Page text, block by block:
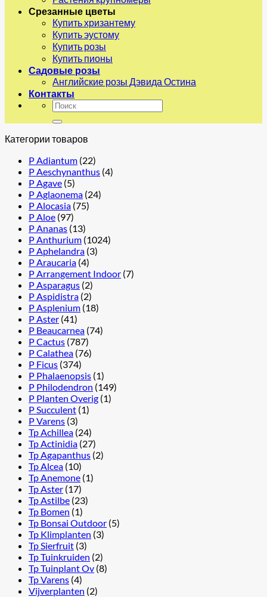
Срезанные цветы
Купить хризантему
Купить эустому
Купить розы
Купить пионы
Садовые розы
Английские розы Дэвида Остина
Контакты
Искать:
Категории товаров
P Adiantum (22)
P Aeschynanthus (4)
P Agave (5)
P Aglaonema (24)
P Alocasia (75)
P Aloe (97)
P Ananas (13)
P Anthurium (1024)
P Aphelandra (3)
P Araucaria (4)
P Arrangement Indoor (7)
P Asparagus (2)
P Aspidistra (2)
P Asplenium (18)
P Aster (41)
P Beaucarnea (74)
P Cactus (787)
P Calathea (76)
P Ficus (374)
P Phalaenopsis (1)
P Philodendron (149)
P Planten Overig (1)
P Succulent (1)
P Varens (3)
Tp Achillea (24)
Tp Actinidia (27)
Tp Agapanthus (2)
Tp Alcea (10)
Tp Anemone (1)
Tp Aster (17)
Tp Astilbe (23)
Tp Bomen (1)
Tp Bonsai Outdoor (5)
Tp Klimplanten (3)
Tp Sierfruit (3)
Tp Tuinkruiden (2)
Tp Tuinplant Ov (8)
Tp Varens (4)
Vijverplanten (2)